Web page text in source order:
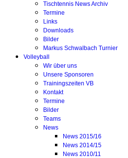
Tischtennis News Archiv
Termine
Links
Downloads
Bilder
Markus Schwalbach Turnier
Volleyball
Wir über uns
Unsere Sponsoren
Trainingszeiten VB
Kontakt
Termine
Bilder
Teams
News
News 2015/16
News 2014/15
News 2010/11